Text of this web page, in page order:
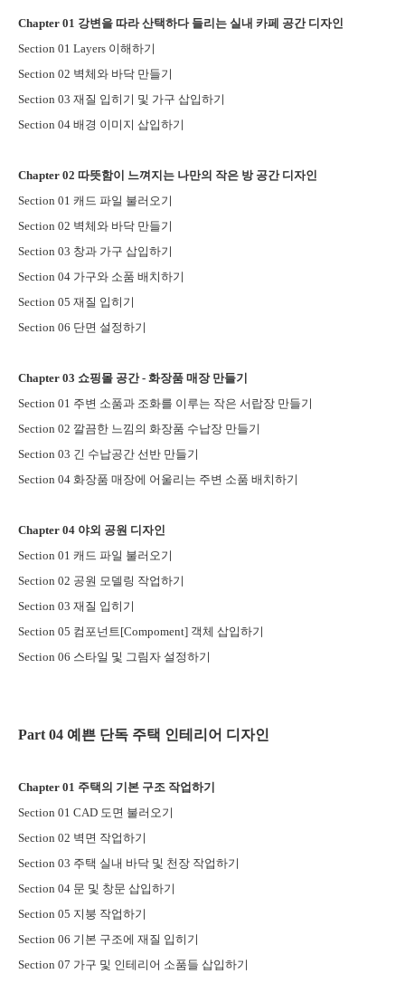
Chapter 01 강변을 따라 산택하다 들리는 실내 카페 공간 디자인
Section 01 Layers 이해하기
Section 02 벽체와 바닥 만들기
Section 03 재질 입히기 및 가구 삽입하기
Section 04 배경 이미지 삽입하기
Chapter 02 따뜻함이 느껴지는 나만의 작은 방 공간 디자인
Section 01 캐드 파일 불러오기
Section 02 벽체와 바닥 만들기
Section 03 창과 가구 삽입하기
Section 04 가구와 소품 배치하기
Section 05 재질 입히기
Section 06 단면 설정하기
Chapter 03 쇼핑몰 공간- 화장품 매장 만들기
Section 01 주변 소품과 조화를 이루는 작은 서랍장 만들기
Section 02 깔끔한 느낌의 화장품 수납장 만들기
Section 03 긴 수납공간 선반 만들기
Section 04 화장품 매장에 어울리는 주변 소품 배치하기
Chapter 04 야외 공원 디자인
Section 01 캐드 파일 불러오기
Section 02 공원 모델링 작업하기
Section 03 재질 입히기
Section 05 컴포넌트 [Compoment] 객체 삽입하기
Section 06 스타일 및 그림자 설정하기
Part 04 예쁜 단독 주택 인테리어 디자인
Chapter 01 주택의 기본 구조 작업하기
Section 01 CAD 도면 불러오기
Section 02 벽면 작업하기
Section 03 주택 실내 바닥 및 천장 작업하기
Section 04 문 및 창문 삽입하기
Section 05 지붕 작업하기
Section 06 기본 구조에 재질 입히기
Section 07 가구 및 인테리어 소품들 삽입하기